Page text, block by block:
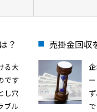
？
る大
です
し穴
ブル
売掛金回収